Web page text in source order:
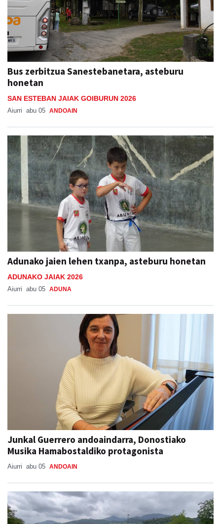
Bus zerbitzua Sanestebanetara, asteburu
honetan
SAN ESTEBAN JAIAK GOIBURUN 2026
Aiurri abu 05 ANDOAIN
Adunako jaien lehen txanpa, asteburu honetan
ADUNAKO JAIAK 2026
Aiurri abu 05 ADUNA
Junkal Guerrero andoaindarra, Donostiako
Musika Hamabostaldiko protagonista
Aiurri abu 05 ANDOAIN